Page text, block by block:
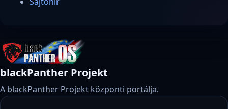
blackPanther Projekt
A blackPanther Projekt központi portálja.